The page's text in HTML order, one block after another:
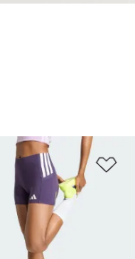
de produits